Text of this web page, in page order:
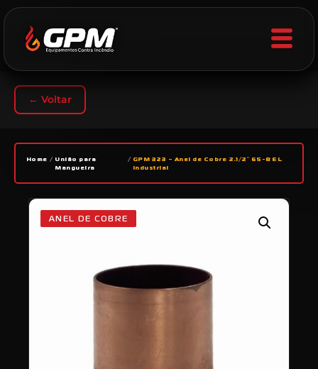
← Voltar
Home / União para
Mangueira
/ GPM 323 – Anel de Cobre 2.1/2″ 65-B EL
Industrial
ANEL DE COBRE